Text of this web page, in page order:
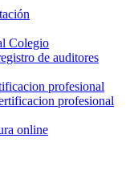
Colegio
de auditores
profesional
profesional
online